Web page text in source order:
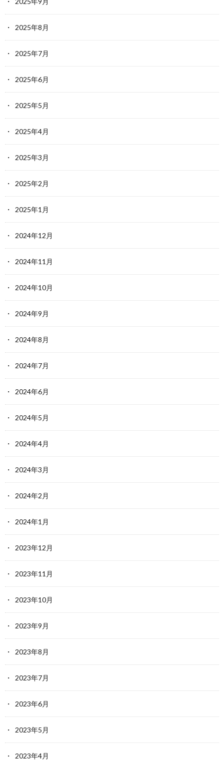
2025年8月
2025年7月
2025年6月
2025年5月
2025年4月
2025年3月
2025年2月
2025年1月
2024年12月
2024年11月
2024年10月
2024年9月
2024年8月
2024年7月
2024年6月
2024年5月
2024年4月
2024年3月
2024年2月
2024年1月
2023年12月
2023年11月
2023年10月
2023年9月
2023年8月
2023年7月
2023年6月
2023年5月
2023年4月